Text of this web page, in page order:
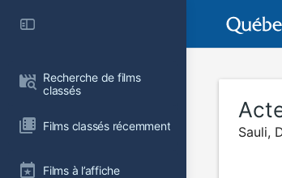
Recherche de films
classés
Films classés récemment
Films à l’affiche
Sauli,